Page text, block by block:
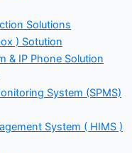
Solutions
) Sotution
& IP Phone Solution
System (SPMS)
System ( HIMS )